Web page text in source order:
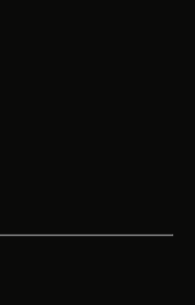
in a new tab
tab
in a new tab
new tab